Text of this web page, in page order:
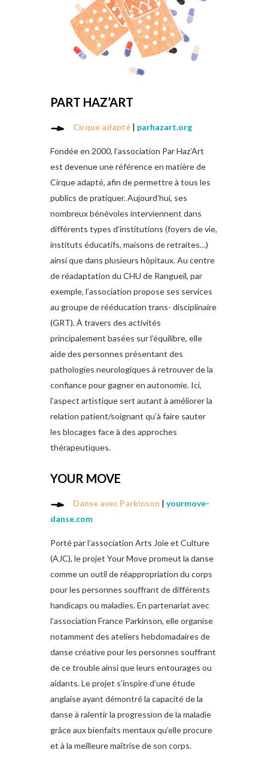
PART HAZ’ART
Cirque adapté | parhazart.org
Fondée en 2000, l’association Par Haz’Art
est devenue une référence en matière de
Cirque adapté, afin de permettre à tous les
publics de pratiquer. Aujourd’hui, ses
nombreux bénévoles interviennent dans
différents types d’institutions (foyers de vie,
instituts éducatifs, maisons de retraites…)
ainsi que dans plusieurs hôpitaux. Au centre
de réadaptation du CHU de Rangueil, par
exemple, l’association propose ses services
au groupe de rééducation trans- disciplinaire
(GRT). À travers des activités
principalement basées sur l’équilibre, elle
aide des personnes présentant des
pathologies neurologiques à retrouver de la
confiance pour gagner en autonomie. Ici,
l’aspect artistique sert autant à améliorer la
relation patient/soignant qu’à faire sauter
les blocages face à des approches
thérapeutiques.
YOUR MOVE
Danse avec Parkinson | yourmove-
danse.com
Porté par l’association Arts Joie et Culture
(AJC), le projet Your Move promeut la danse
comme un outil de réappropriation du corps
pour les personnes souffrant de différents
handicaps ou maladies. En partenariat avec
l’association France Parkinson, elle organise
notamment des ateliers hebdomadaires de
danse créative pour les personnes souffrant
de ce trouble ainsi que leurs entourages ou
aidants. Le projet s’inspire d’une étude
anglaise ayant démontré la capacité de la
danse à ralentir la progression de la maladie
grâce aux bienfaits mentaux qu’elle procure
et à la meilleure maîtrise de son corps.